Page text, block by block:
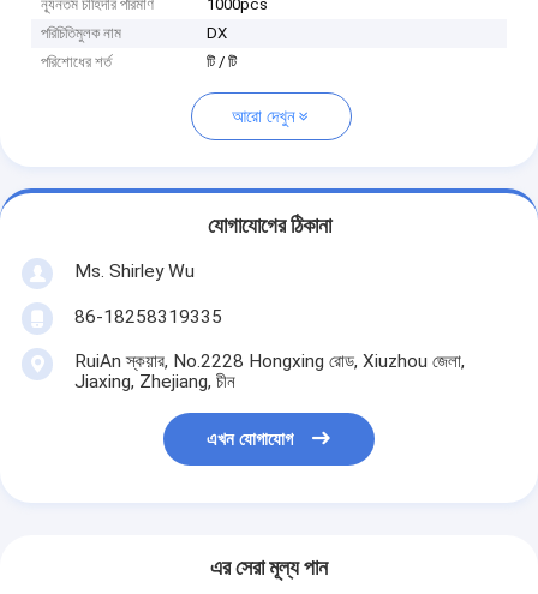
ন্যূনতম চাহিদার পরিমাণ
1000pcs
পরিচিতিমুলক নাম
DX
পরিশোধের শর্ত
টি / টি
আরো দেখুন
যোগাযোগের ঠিকানা
Ms. Shirley Wu
86-18258319335
RuiAn স্কয়ার, No.2228 Hongxing রোড, Xiuzhou জেলা,
Jiaxing, Zhejiang, চীন
এখন যোগাযোগ
এর সেরা মূল্য পান